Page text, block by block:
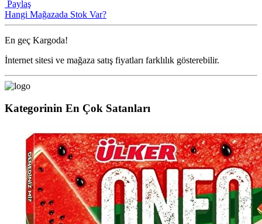
Paylaş
Hangi Mağazada Stok Var?
En geç Kargoda!
İnternet sitesi ve mağaza satış fiyatları farklılık gösterebilir.
Kategorinin En Çok Satanları